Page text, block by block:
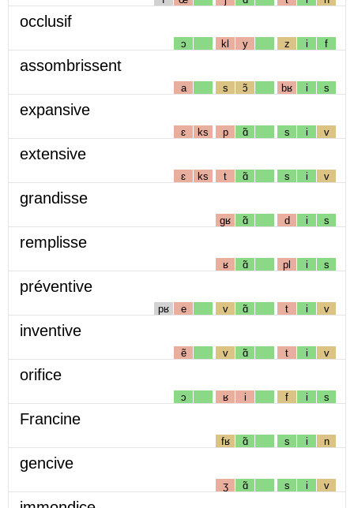
occlusif
ɔ kl y z i f
assombrissent
a s ɔ̃ bʁ i s
expansive
ɛ ks p ɑ̃ s i v
extensive
ɛ ks t ɑ̃ s i v
grandisse
gʁ ɑ̃ d i s
remplisse
ʁ ɑ̃ pl i s
préventive
pʁ e v ɑ̃ t i v
inventive
ẽ v ɑ̃ t i v
orifice
ɔ ʁ i f i s
Francine
fʁ ɑ̃ s i n
gencive
ʒ ɑ̃ s i v